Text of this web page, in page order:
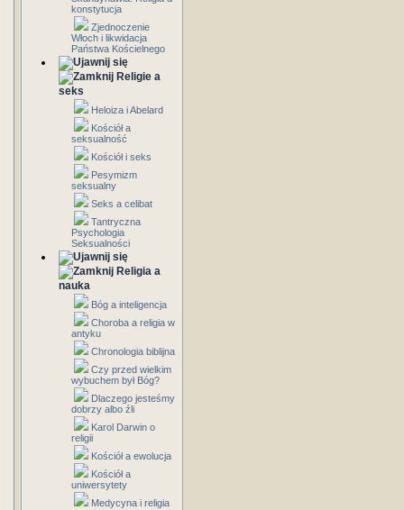
konstytucja
Zjednoczenie
Włoch i likwidacja
Państwa Kościelnego
Religie a
seks
Heloiza i Abelard
Kościół a
seksualność
Kościół i seks
Pesymizm
seksualny
Seks a celibat
Tantryczna
Psychologia
Seksualności
Religia a
nauka
Bóg a inteligencja
Choroba a religia w
antyku
Chronologia biblijna
Czy przed wielkim
wybuchem był Bóg?
Dlaczego jesteśmy
dobrzy albo źli
Karol Darwin o
religii
Kościół a ewolucja
Kościół a
uniwersytety
Medycyna i religia